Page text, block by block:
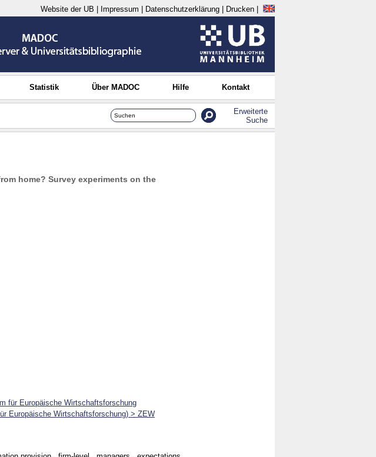
Website der UB Impressum Datenschutzerklärung Drucken
Statistik Über MADOC Hilfe Kontakt
Erweiterte
Suche
home? Survey experiments on the
für Europäische Wirtschaftsforschung
Europäische Wirtschaftsforschung) > ZEW